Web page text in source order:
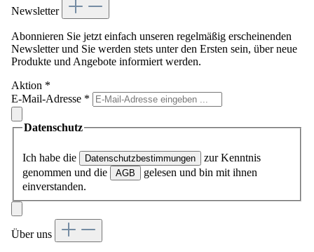
Newsletter
Abonnieren Sie jetzt einfach unseren regelmäßig erscheinenden
Newsletter und Sie werden stets unter den Ersten sein, über neue
Produkte und Angebote informiert werden.
Aktion *
E-Mail-Adresse *
Datenschutz
Ich habe die Datenschutzbestimmungen
zur Kenntnis
genommen und die
AGB
gelesen und bin mit ihnen
einverstanden.
Über uns